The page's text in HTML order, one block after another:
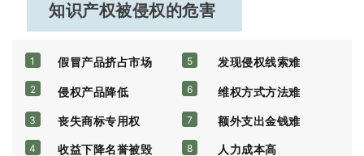
知识产权被侵权的危害
1 假冒产品挤占市场 5 发现侵权线索难
2 侵权产品降低 6 维权方式方法难
3 丧失商标专用权 7 额外支出金钱难
4 收益下降名誉被毁 8 人力成本高